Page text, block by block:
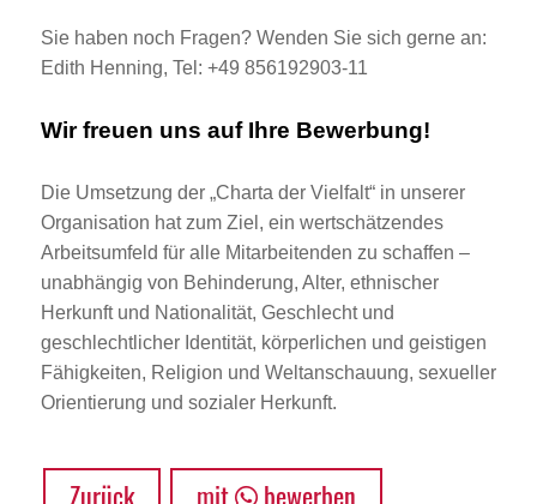
Sie haben noch Fragen? Wenden Sie sich gerne an:
Edith Henning, Tel: +49 856192903-11
Wir freuen uns auf Ihre Bewerbung!
Die Umsetzung der „Charta der Vielfalt“ in unserer
Organisation hat zum Ziel, ein wertschätzendes
Arbeitsumfeld für alle Mitarbeitenden zu schaffen –
unabhängig von Behinderung, Alter, ethnischer
Herkunft und Nationalität, Geschlecht und
geschlechtlicher Identität, körperlichen und geistigen
Fähigkeiten, Religion und Weltanschauung, sexueller
Orientierung und sozialer Herkunft.
Zurück mit
bewerben